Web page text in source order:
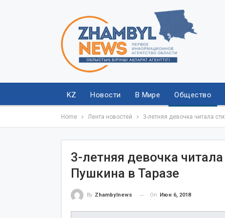
KZ Новости В Мире Общество
Home Лента новостей 3-летняя девочка читала
3-летняя девочка
Пушкина в Таразе
By Zhambylnews On Июн 6, 2018